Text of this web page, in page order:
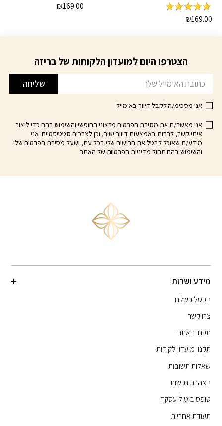
מדורג5מתוך₪169.00
₪169.00
הצטרפו היום למועדון הלקוחות של בריזה
שליחה
אני מסכימ/ה לקבל דיוור באימייל
אני מאשר/ת את מסירת הפרטים מרצוני החופשי והשימוש בהם כדי ליצור
איתי קשר, לרבות באמצעות דיוור ישיר, וכן לצרכים סטטיסטיים. אני
מודע/ת שאוכל לבטל את הרישום שלי בכל עת, ושעל מסירת הפרטים שלי
והשימוש בהם תחול מדיניות הפרטיותשל האתר
מידע ושרות
הקטלוג שלנו
צרו קשר
תקנון האתר
תקנון מועדון לקוחות
שאלות תשובות
הצהרת נגישות
טופס ביטול עסקה
תעודת אחריות